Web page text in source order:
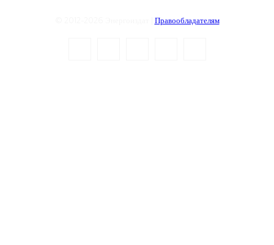
Правообладателям